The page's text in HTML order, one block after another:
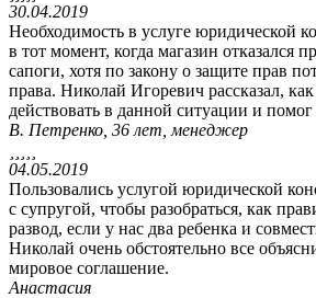
30.04.2019
Необходимость в услуге юридической
в тот момент, когда магазин отказался
сапоги, хотя по закону о защите прав
права. Николай Игоревич рассказал,
действовать в данной ситуации и
В. Петренко, 36 лет, менеджер
04.05.2019
Пользовались услугой юридической
с супругой, чтобы разобраться, как
развод, если у нас два ребенка и
Николай очень обстоятельно все
мировое соглашение.
Анастасия